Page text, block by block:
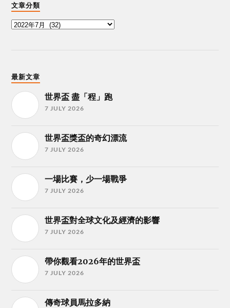
文章分類
最新文章
世界盃 盡「程」跑
7 JULY 2026
世界盃獎盃的奇幻漂流
7 JULY 2026
一場比賽，少一場戰爭
7 JULY 2026
世界盃對全球文化及經濟的影響
7 JULY 2026
帶你觀看2026年的世界盃
7 JULY 2026
傳奇球員馬拉多納